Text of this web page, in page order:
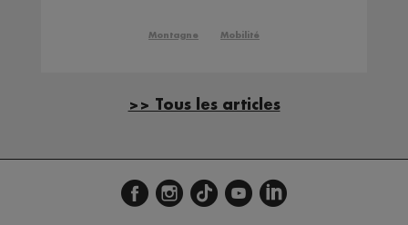
Montagne Mobilité
>> Tous les articles